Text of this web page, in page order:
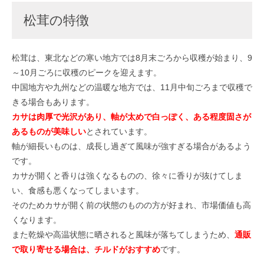
松茸の特徴
松茸は、東北などの寒い地方では8月末ごろから収穫が始まり、9
～10月ごろに収穫のピークを迎えます。
中国地方や九州などの温暖な地方では、11月中旬ごろまで収穫で
きる場合もあります。
カサは肉厚で光沢があり、軸が太めで白っぽく、ある程度固さが
あるものが美味しいとされています。
軸が細長いものは、成長し過ぎて風味が強すぎる場合があるよう
です。
カサが開くと香りは強くなるものの、徐々に香りが抜けてしま
い、食感も悪くなってしまいます。
そのためカサが開く前の状態のものの方が好まれ、市場価値も高
くなります。
また乾燥や高温状態に晒されると風味が落ちてしまうため、 通販
で取り寄せる場合は、チルドがおすすめです。